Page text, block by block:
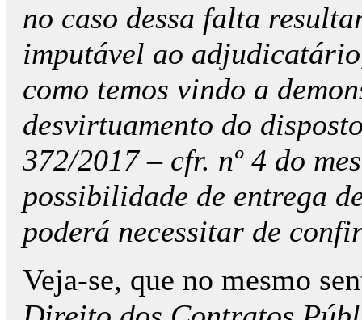
no caso dessa falta
imputável ao
como temos vindo a
desvirtuamento do
372/2017 – cfr. nº 4 do
possibilidade de entrega
poderá necessitar de
Veja-se, que no mesmo